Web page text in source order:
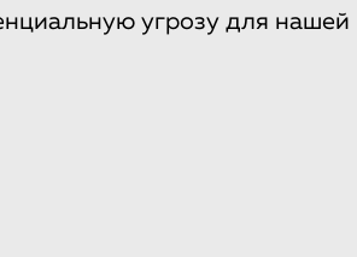
угрозу для нашей